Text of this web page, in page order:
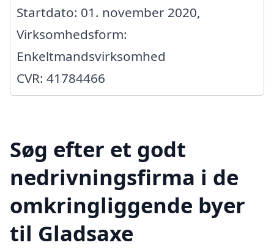
Startdato: 01. november 2020,
Virksomhedsform:
Enkeltmandsvirksomhed
CVR: 41784466
Søg efter et godt
nedrivningsfirma i de
omkringliggende byer
til Gladsaxe